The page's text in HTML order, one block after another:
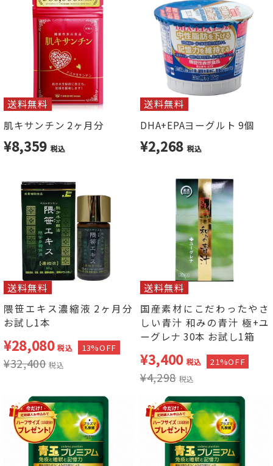
送料無料
肌キサンチン 2ヶ月分
¥8,359 税込
送料無料
DHA+EPAヨーグルト 9個
¥2,268 税込
送料無料
隈笹エキス濃縮液 2ヶ月分
お試し1本
¥28,080 税込 13%OFF
¥32,400 税込
送料無料
国産素材にこだわったやさ
しい青汁 和みの青汁 極+ユ
ーグレナ 30本 お試し1箱
¥3,400 税込 21%OFF
¥4,298 税込